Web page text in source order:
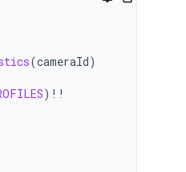
(cameraId)
) !!